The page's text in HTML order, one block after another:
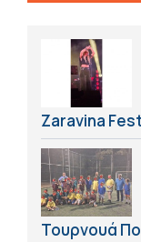
Zaravina
Τουρνουά